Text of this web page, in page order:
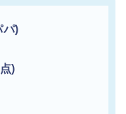
パ)
)